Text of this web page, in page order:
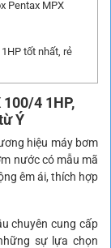
Pentax MPX
tốt nhất, rẻ
100/4 1HP,
Ý
hiệu máy bơm
nước có mẫu mã
êm ái, thích hợp
chuyên cung cấp
sự lựa chọn